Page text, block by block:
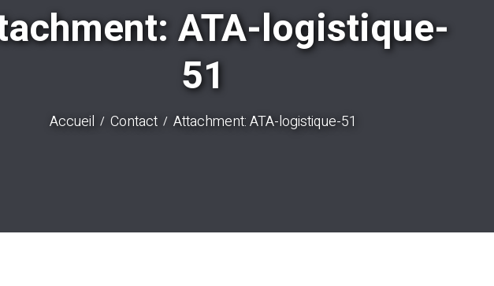
ATA-logistique-
51
Accueil Contact Attachment: ATA-logistique-51